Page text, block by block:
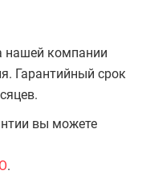
нашей компании
Гарантийный срок
вы можете
.